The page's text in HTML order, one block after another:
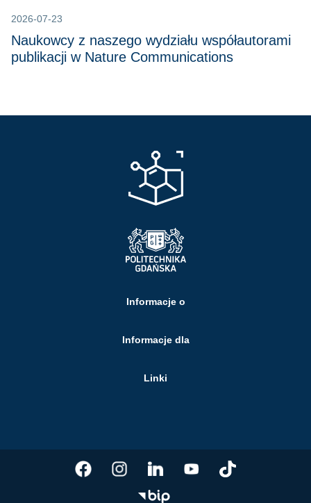
2026-07-23
Naukowcy z naszego wydziału współautorami
publikacji w Nature Communications
Informacje o
Informacje dla
Linki